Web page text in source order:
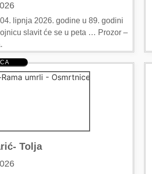
lipnja 2026. godine u 89. godini
slavit će se u peta … Prozor –
Tolja